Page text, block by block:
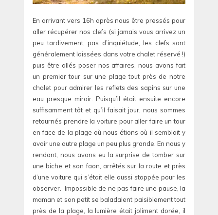
En arrivant vers 16h après nous être pressés pour
aller récupérer nos clefs (si jamais vous arrivez un
peu tardivement, pas d’inquiétude, les clefs sont
généralement laissées dans votre chalet réservé !)
puis être allés poser nos affaires, nous avons fait
un premier tour sur une plage tout près de notre
chalet pour admirer les reflets des sapins sur une
eau presque miroir. Puisqu’il était ensuite encore
suffisamment tôt et qu’il faisait jour, nous sommes
retournés prendre la voiture pour aller faire un tour
en face de la plage où nous étions où il semblait y
avoir une autre plage un peu plus grande. En nous y
rendant, nous avons eu la surprise de tomber sur
une biche et son faon, arrêtés sur la route et près
d’une voiture qui s’était elle aussi stoppée pour les
observer. Impossible de ne pas faire une pause, la
maman et son petit se baladaient paisiblement tout
près de la plage, la lumière était joliment dorée, il